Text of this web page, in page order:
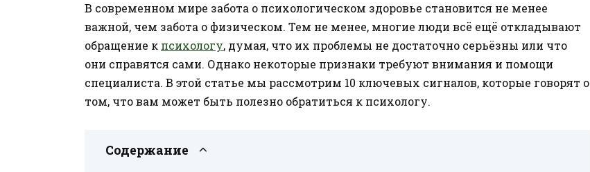
В современном мире забота о психологическом здоровье становится не менее
важной, чем забота о физическом. Тем не менее, многие люди всё ещё откладывают
обращение к психологу, думая, что их проблемы не достаточно серьёзны или что
они справятся сами. Однако некоторые признаки требуют внимания и помощи
специалиста. В этой статье мы рассмотрим 10 ключевых сигналов, которые говорят о
том, что вам может быть полезно обратиться к психологу.
Содержание